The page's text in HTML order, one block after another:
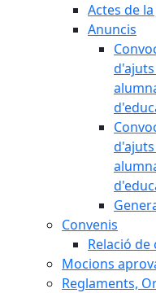
Actes de
Anuncis
Convenis
Relació de
Mocions
Reglaments,